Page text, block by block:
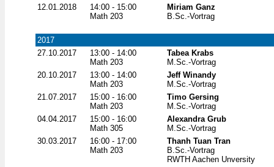
12.01.2018
14:00 - 15:00
Math 203
Miriam Ganz
B.Sc.-Vortrag
2017
27.10.2017
13:00 - 14:00
Math 203
Tabea Krabs
M.Sc.-Vortrag
20.10.2017
13:00 - 14:00
Math 203
Jeff Winandy
M.Sc.-Vortrag
21.07.2017
15:00 - 16:00
Math 203
Timo Gersing
M.Sc.-Vortrag
04.04.2017
15:00 - 16:00
Math 305
Alexandra Grub
M.Sc.-Vortrag
30.03.2017
16:00 - 17:00
Math 203
Thanh Tuan Tran
B.Sc.-Vortrag
RWTH Aachen Unversity